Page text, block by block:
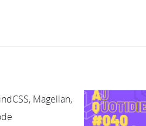
Magellan,